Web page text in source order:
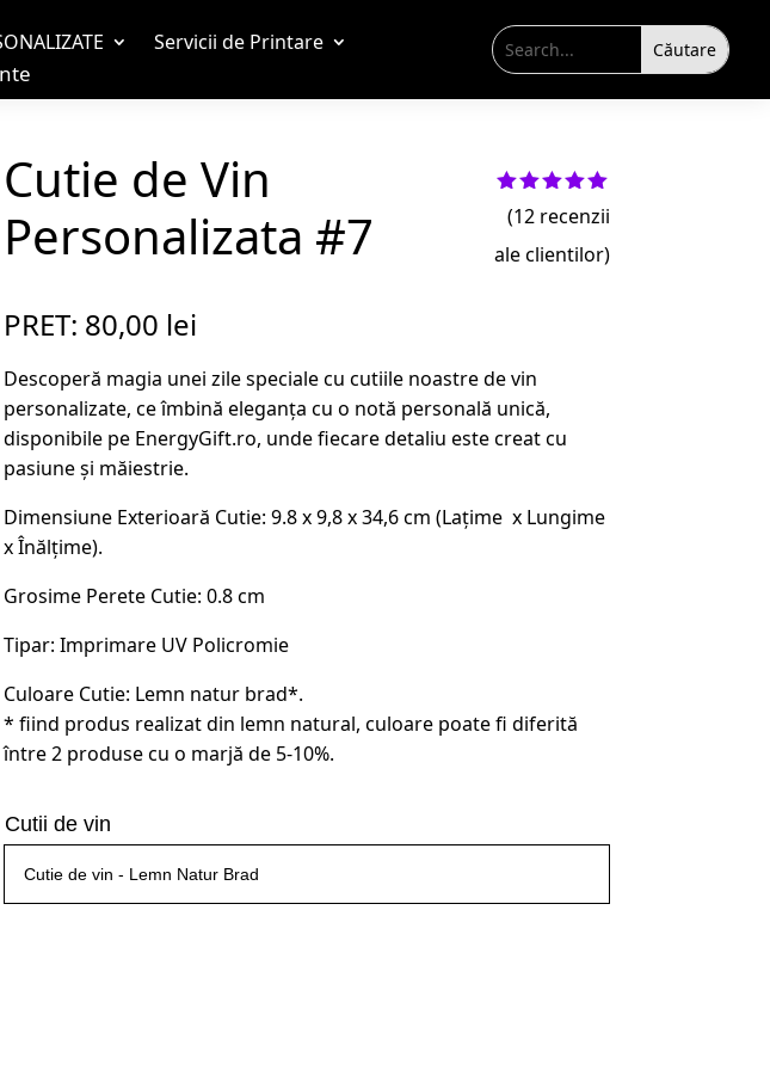
Servicii de Printare
Cutie de Vin
Personalizata #7
Evaluat la
5.00din 5
pe baza a
evaluări
(12recenzii
ale clientilor)
PRET: 80,00 lei
Descoperă magia unei zile speciale cu cutiile noastre de vin
personalizate, ce îmbină eleganța cu o notă personală unică,
disponibile pe EnergyGift.ro, unde fiecare detaliu este creat cu
pasiune și măiestrie.
Dimensiune Exterioară Cutie: 9.8 x 9,8 x 34,6 cm (Lațime x Lungime
x Înălțime).
Grosime Perete Cutie: 0.8 cm
Tipar: Imprimare UV Policromie
Culoare Cutie: Lemn natur brad*.
* fiind produs realizat din lemn natural, culoare poate fi diferită
între 2 produse cu o marjă de 5-10%.
Cutii de vin